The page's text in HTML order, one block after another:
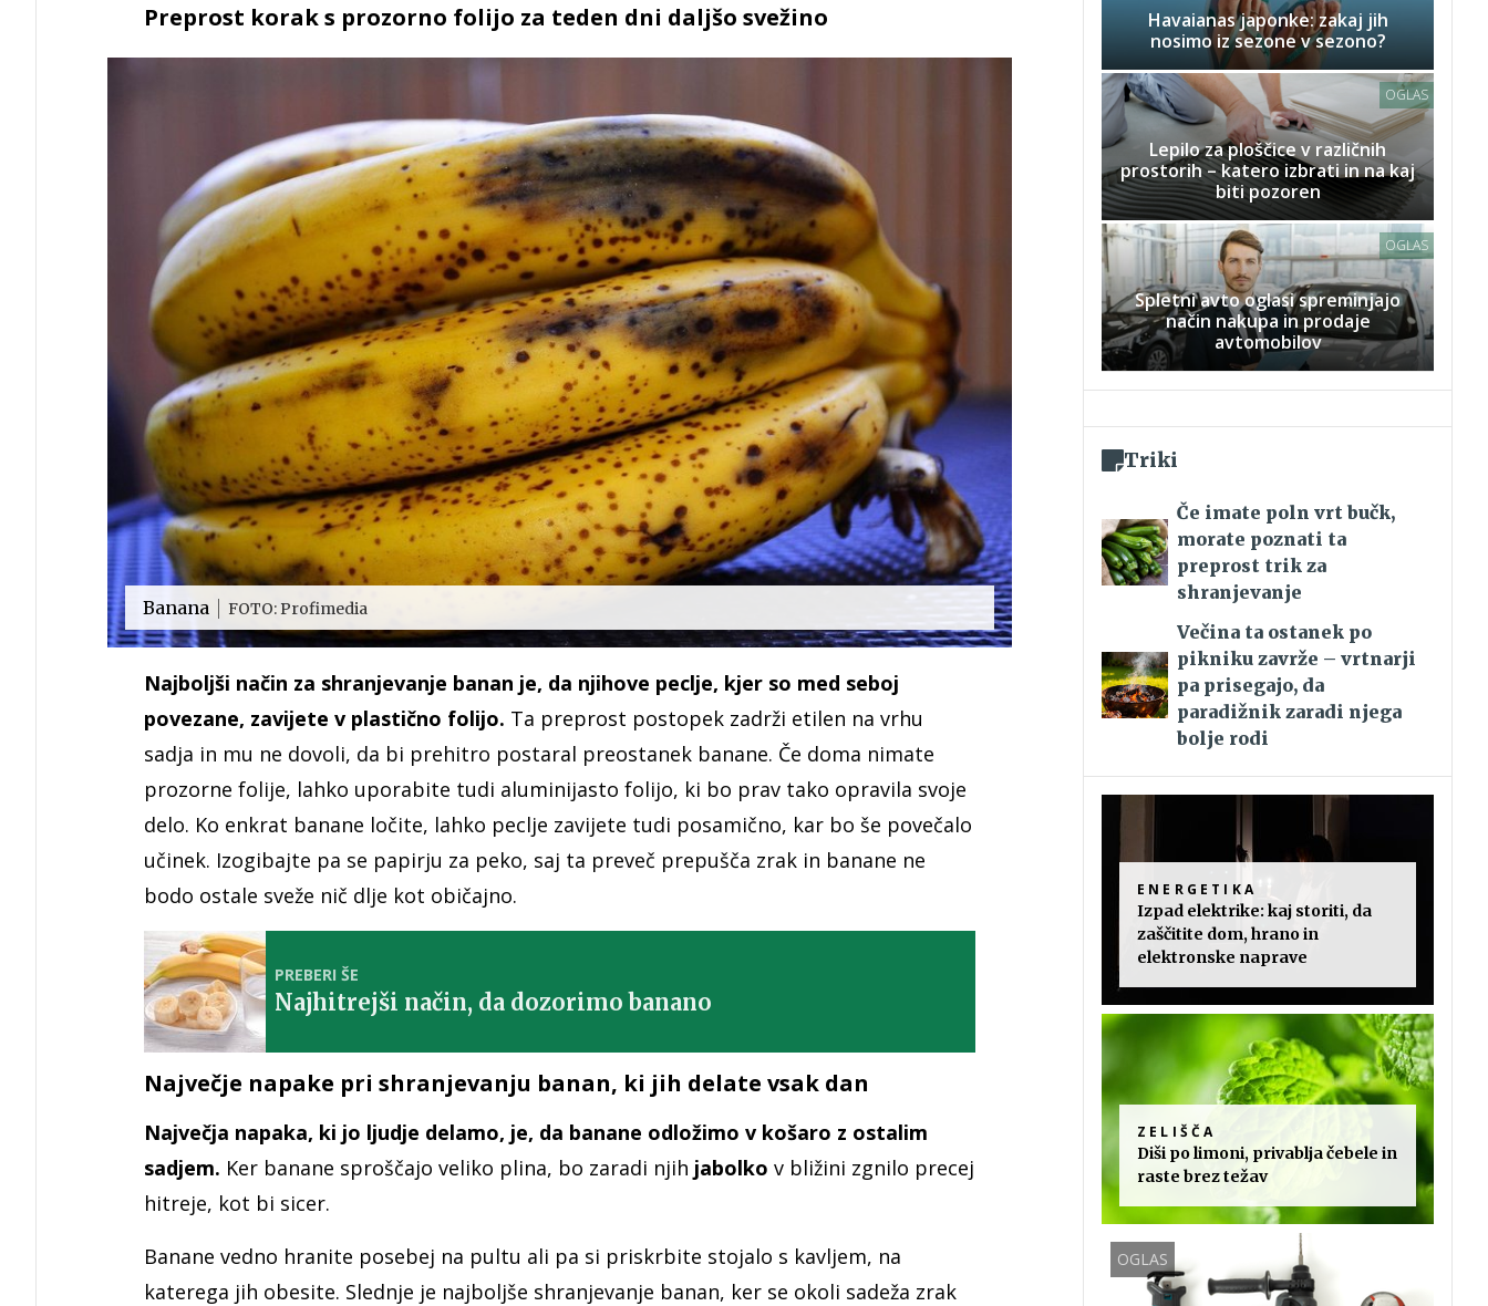
Preprost korak s prozorno folijo za teden dni daljšo svežino
Banana FOTO: Profimedia
Najboljši način za shranjevanje banan je, da njihove peclje, kjer so med seboj
povezane, zavijete v plastično folijo. Ta preprost postopek zadrži etilen na vrhu
sadja in mu ne dovoli, da bi prehitro postaral preostanek banane. Če doma nimate
prozorne folije, lahko uporabite tudi aluminijasto folijo, ki bo prav tako opravila svoje
delo. Ko enkrat banane ločite, lahko peclje zavijete tudi posamično, kar bo še povečalo
učinek. Izogibajte pa se papirju za peko, saj ta preveč prepušča zrak in banane ne
bodo ostale sveže nič dlje kot običajno.
PREBERI ŠE
Najhitrejši način, da dozorimo banano
Največje napake pri shranjevanju banan, ki jih delate vsak dan
Največja napaka, ki jo ljudje delamo, je, da banane odložimo v košaro z ostalim
sadjem. Ker banane sproščajo veliko plina, bo zaradi njih jabolko v bližini zgnilo precej
hitreje, kot bi sicer.
Banane vedno hranite posebej na pultu ali pa si priskrbite stojalo s kavljem, na
katerega jih obesite. Slednje je najboljše shranjevanje banan, ker se okoli sadeža zrak
Havaianas japonke: zakaj jih
nosimo iz sezone v sezono?
OGLAS
Lepilo za ploščice v različnih
prostorih – katero izbrati in na kaj
biti pozoren
OGLAS
Spletni avto oglasi spreminjajo
način nakupa in prodaje
avtomobilov
Triki
Če imate poln vrt bučk,
morate poznati ta
preprost trik za
shranjevanje
Večina ta ostanek po
pikniku zavrže – vrtnarji
pa prisegajo, da
paradižnik zaradi njega
bolje rodi
ENERGETIKA
Izpad elektrike: kaj storiti, da
zaščitite dom, hrano in
elektronske naprave
ZELIŠČA
Diši po limoni, privablja čebele in
raste brez težav
OGLAS